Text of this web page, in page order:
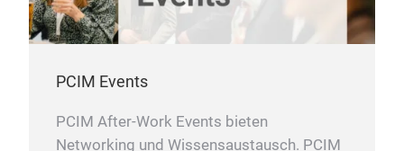
PCIM Events
PCIM After-Work Events bieten
Networking und Wissensaustausch. PCIM